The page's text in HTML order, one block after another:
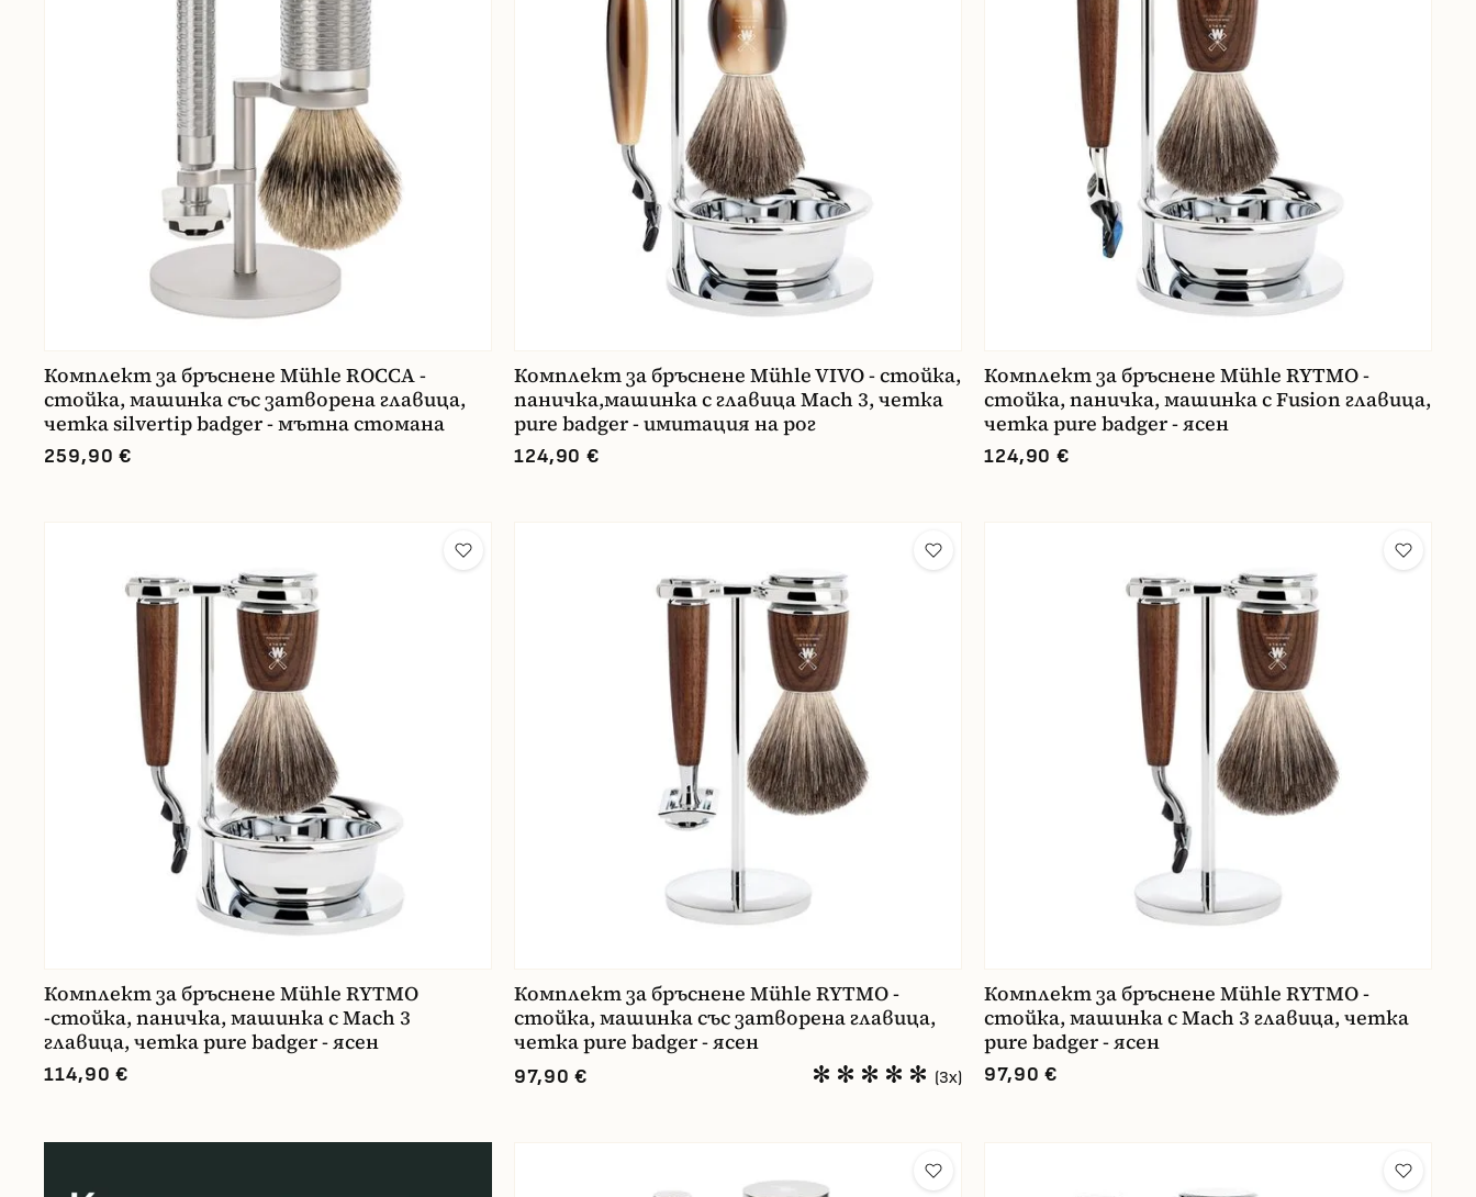
Комплект за бръснене Mühle ROCCA -
стойка, машинка със затворена главица,
четка silvertip badger - мътна стомана
259,90 €
Комплект за бръснене Mühle VIVO - стойка,
паничка,машинка с главица Mach 3, четка
pure badger - имитация на рог
124,90 €
Комплект за бръснене Mühle RYTMO -
стойка, паничка, машинка с Fusion главица,
четка pure badger - ясен
124,90 €
Комплект за бръснене Mühle RYTMO
-стойка, паничка, машинка с Mach 3
главица, четка pure badger - ясен
114,90 €
Комплект за бръснене Mühle RYTMO -
стойка, машинка със затворена главица,
четка pure badger - ясен
97,90 € (3x)
Комплект за бръснене Mühle RYTMO -
стойка, машинка с Mach 3 главица, четка
pure badger - ясен
97,90 €